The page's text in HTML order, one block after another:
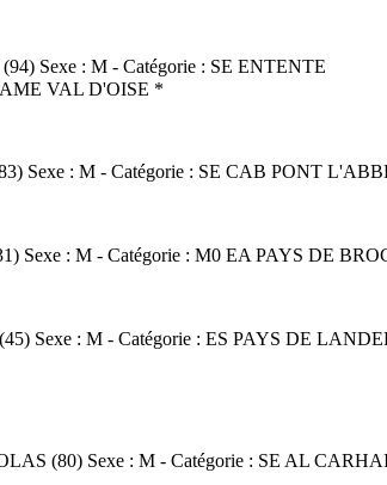
Sexe : M - Catégorie : SE ENTENTE
VAL D'OISE *
Sexe : M - Catégorie : SE CAB PONT
Sexe : M - Catégorie : M0 EA PAYS DE
Sexe : M - Catégorie : ES PAYS DE
(80) Sexe : M - Catégorie : SE AL